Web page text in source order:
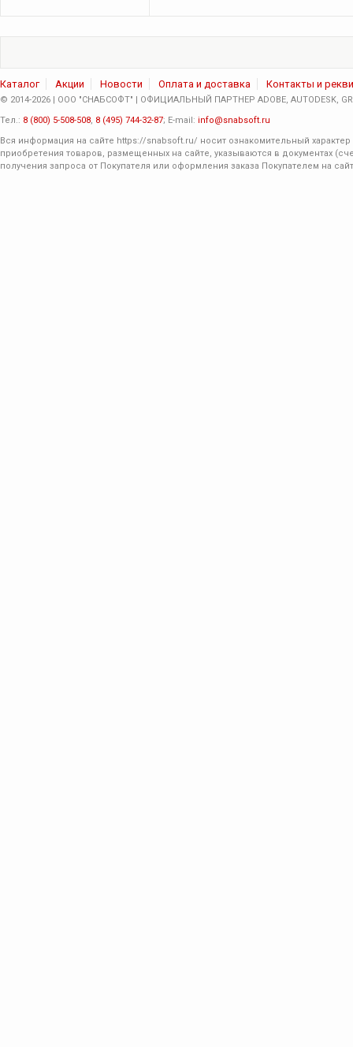
Каталог Акции Новости Оплата и доставка Контакты и
© 2014-2026 | ООО "СНАБСОФТ" | ОФИЦИАЛЬНЫЙ ПАРТНЕР ADOBE, AUTODESK,
Тел.: 8 (800) 5-508-508, 8 (495) 744-32-87; E-mail: info@snabsoft.ru
Вся информация на сайте https://snabsoft.ru/ носит ознакомительный
приобретения товаров, размещенных на сайте, указываются в документах
получения запроса от Покупателя или оформления заказа Покупателем на